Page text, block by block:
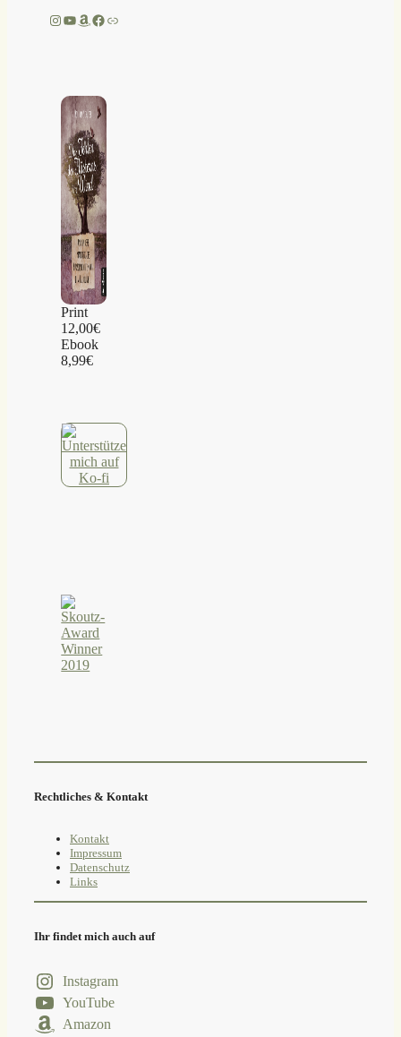
Instagram
YouTube
Amazon
Facebook
Link
Print
12,00€
Ebook
8,99€
Rechtliches & Kontakt
Kontakt
Impressum
Datenschutz
Links
Ihr findet mich auch auf
Instagram
YouTube
Amazon